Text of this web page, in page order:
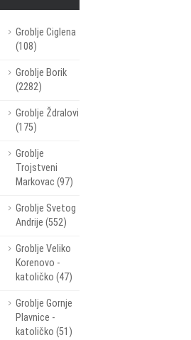
Groblje Ciglena
(108)
Groblje Borik
(2282)
Groblje Ždralovi
(175)
Groblje
Trojstveni
Markovac (97)
Groblje Svetog
Andrije (552)
Groblje Veliko
Korenovo -
katoličko (47)
Groblje Gornje
Plavnice -
katoličko (51)